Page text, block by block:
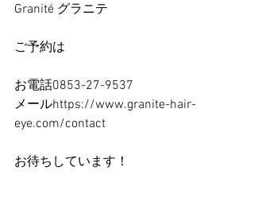
Granité グラニテ
ご予約は
お電話0853-27-9537
メールhttps://www.granite-hair-
eye.com/contact
お待ちしています！